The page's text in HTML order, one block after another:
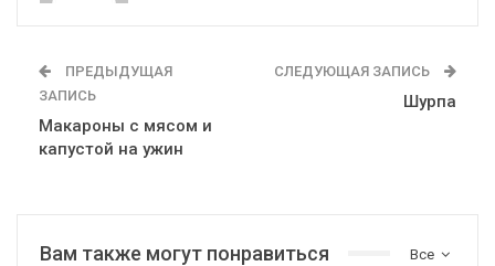
ПРЕДЫДУЩАЯ
ЗАПИСЬ
Макароны с мясом и
капустой на ужин
СЛЕДУЮЩАЯ ЗАПИСЬ
Шурпа
Все
Вам также могут понравиться